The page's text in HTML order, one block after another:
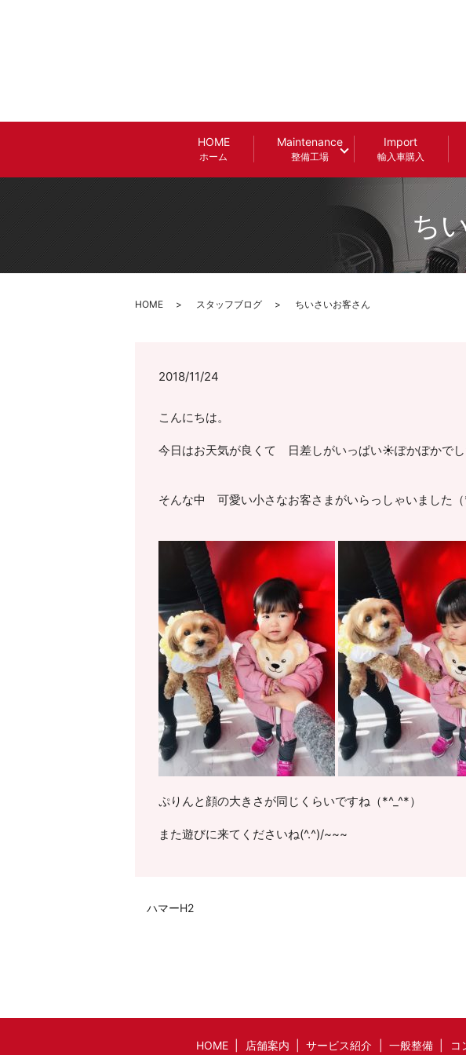
HOME
ホーム
Maintenance
整備工場
Import
輸入車購入
ち
HOME スタッフブログ ちいさいお客さん
2018/11/24
こんにちは。
今日はお天気が良くて 日差しがいっぱい☀ぽかぽかで
そんな中 可愛い小さなお客さまがいらっしゃいました（
ぷりんと顔の大きさが同じくらいですね（*^_^*）
また遊びに来てくださいね(^.^)/~~~
ハマーH2
HOME 店舗案内 サービス紹介 一般整備 コ